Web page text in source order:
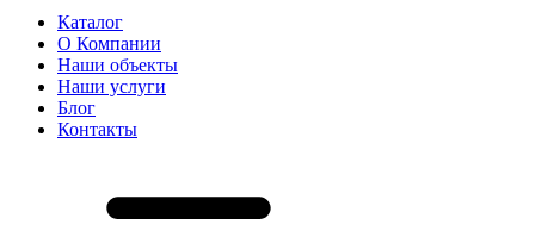
Каталог
О Компании
Наши объекты
Наши услуги
Блог
Контакты